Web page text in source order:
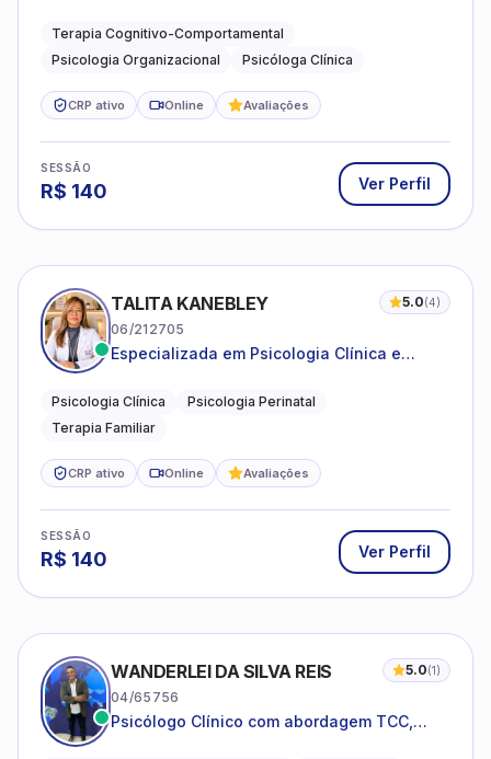
Terapia Cognitivo-Comportamental
Psicologia Organizacional
Psicóloga Clínica
CRP ativo Online Avaliações
SESSÃO
R$ 140 Ver Perfil
TALITA KANEBLEY 5.0(4)
06/212705
Especializada em Psicologia Clínica e
famílias
Psicologia Clínica
Psicologia Perinatal
Terapia Familiar
CRP ativo Online Avaliações
SESSÃO
R$ 140 Ver Perfil
WANDERLEI DA SILVA REIS 5.0(1)
04/65756
Psicólogo Clínico com abordagem TCC,